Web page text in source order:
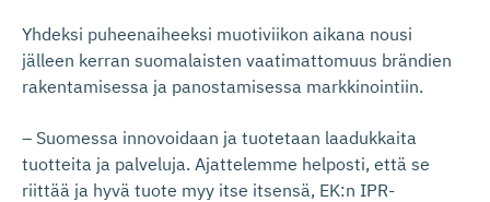
Yhdeksi puheenaiheeksi muotiviikon aikana nousi
jälleen kerran suomalaisten vaatimattomuus brändien
rakentamisessa ja panostamisessa markkinointiin.
– Suomessa innovoidaan ja tuotetaan laadukkaita
tuotteita ja palveluja. Ajattelemme helposti, että se
riittää ja hyvä tuote myy itse itsensä, EK:n IPR-